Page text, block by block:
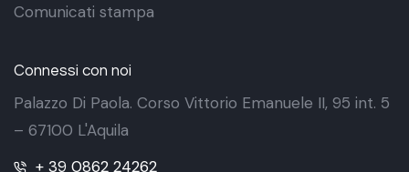
Comunicati stampa
Connessi con noi
Palazzo Di Paola. Corso Vittorio Emanuele II, 95 int. 5
– 67100 L'Aquila
+ 39 0862 24262